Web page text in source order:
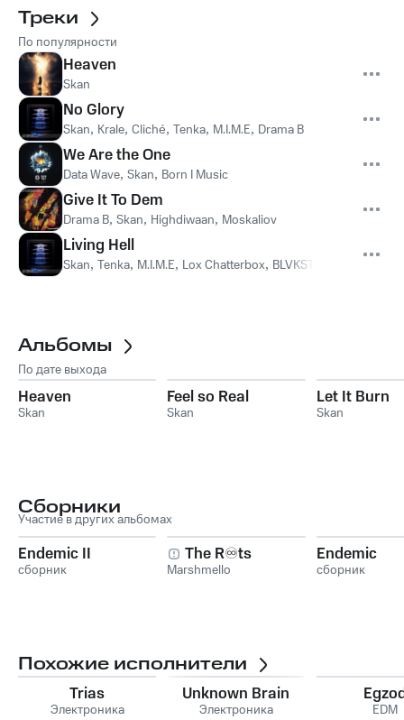
Треки
По популярности
Heaven
Skan
No Glory
Skan, Krale, Cliché, Tenka, M.I.M.E, Drama B
We Are the One
Data Wave, Skan, Born I Music
Give It To Dem
Drama B, Skan, Highdiwaan, Moskaliov
Living Hell
Skan, Tenka, M.I.M.E, Lox Chatterbox, BLVKSTN
Альбомы
По дате выхода
Heaven
Skan
Feel so Real
Skan
Let It Burn
Skan
Сборники
Участие в других альбомах
Endemic II
сборник
The R♾️ts
Marshmello
Endemic
сборник
Похожие исполнители
Trias
Электроника
Unknown Brain
Электроника EDM